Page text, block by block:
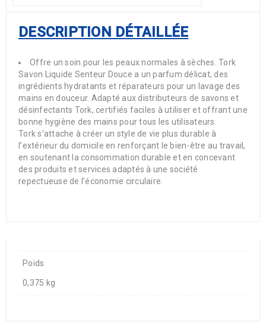
DESCRIPTION DÉTAILLÉE
Offre un soin pour les peaux normales à sèches. Tork
Savon Liquide Senteur Douce a un parfum délicat, des
ingrédients hydratants et réparateurs pour un lavage des
mains en douceur. Adapté aux distributeurs de savons et
désinfectants Tork, certifiés faciles à utiliser et offrant une
bonne hygiène des mains pour tous les utilisateurs.
Tork s’attache à créer un style de vie plus durable à
l’extérieur du domicile en renforçant le bien-être au travail,
en soutenant la consommation durable et en concevant
des produits et services adaptés à une société
repectueuse de l’économie circulaire.
Poids
0,375 kg